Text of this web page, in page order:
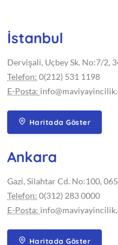
İstanbul
Dervişali, Uçbey Sk. No:7/2,
Telefon: 0(212) 531 1198
E-Posta:
Haritada Göster
Ankara
Gazi, Silahtar Cd. No:100,
Telefon: 0(312) 283 0000
E-Posta:
Haritada Göster